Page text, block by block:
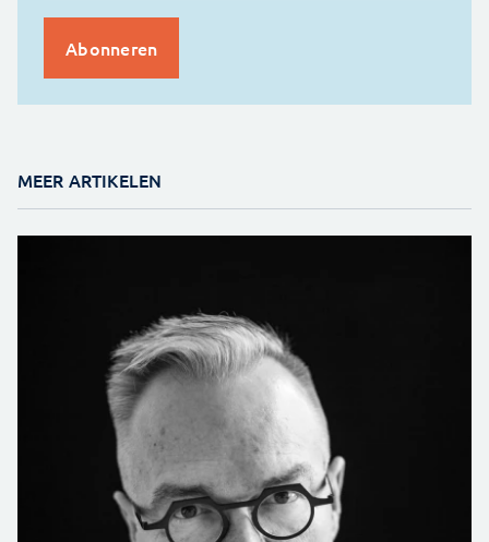
MEER ARTIKELEN